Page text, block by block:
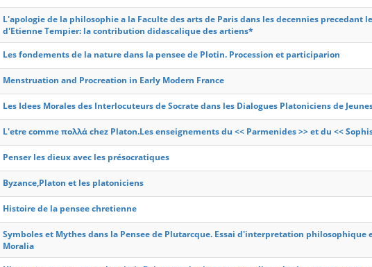
L'apologie de la philosophie a la Faculte des arts de Paris dans les decennies precedant
d'Etienne Tempier: la contribution didascalique des artiens*
Les fondements de la nature dans la pensee de Plotin. Procession et participarion
Menstruation and Procreation in Early Modern France
Les Idees Morales des Interlocuteurs de Socrate dans les Dialogues Platoniciens de
L'etre comme πολλά chez Platon.Les enseignements du << Parmenides >> et du <<
Penser les dieux avec les présocratiques
Byzance,Platon et les platoniciens
Histoire de la pensee chretienne
Symboles et Mythes dans la Pensee de Plutarcque. Essai d'interpretation philosophique
Moralia